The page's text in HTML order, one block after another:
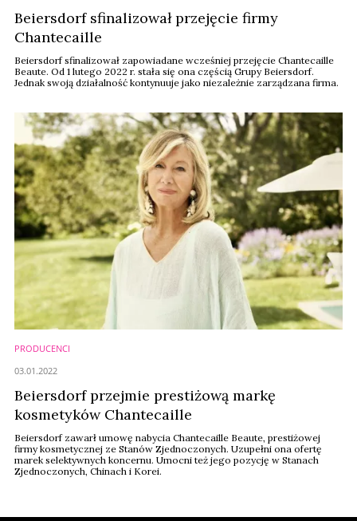
Beiersdorf sfinalizował przejęcie firmy
Chantecaille
Beiersdorf sfinalizował zapowiadane wcześniej przejęcie Chantecaille
Beaute. Od 1 lutego 2022 r. stała się ona częścią Grupy Beiersdorf.
Jednak swoją działalność kontynuuje jako niezależnie zarządzana firma.
PRODUCENCI
Beiersdorf przejmie prestiżową markę
kosmetyków Chantecaille
Beiersdorf zawarł umowę nabycia Chantecaille Beaute, prestiżowej
firmy kosmetycznej ze Stanów Zjednoczonych. Uzupełni ona ofertę
marek selektywnych koncernu. Umocni też jego pozycję w Stanach
Zjednoczonych, Chinach i Korei.
03.01.2022